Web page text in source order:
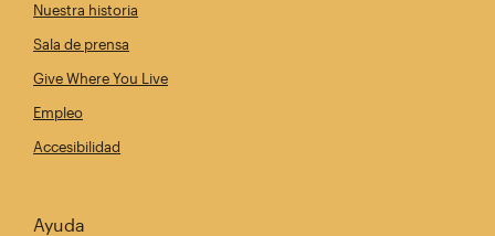
Nuestra historia
Sala de prensa
Give Where You Live
Empleo
Accesibilidad
Ayuda